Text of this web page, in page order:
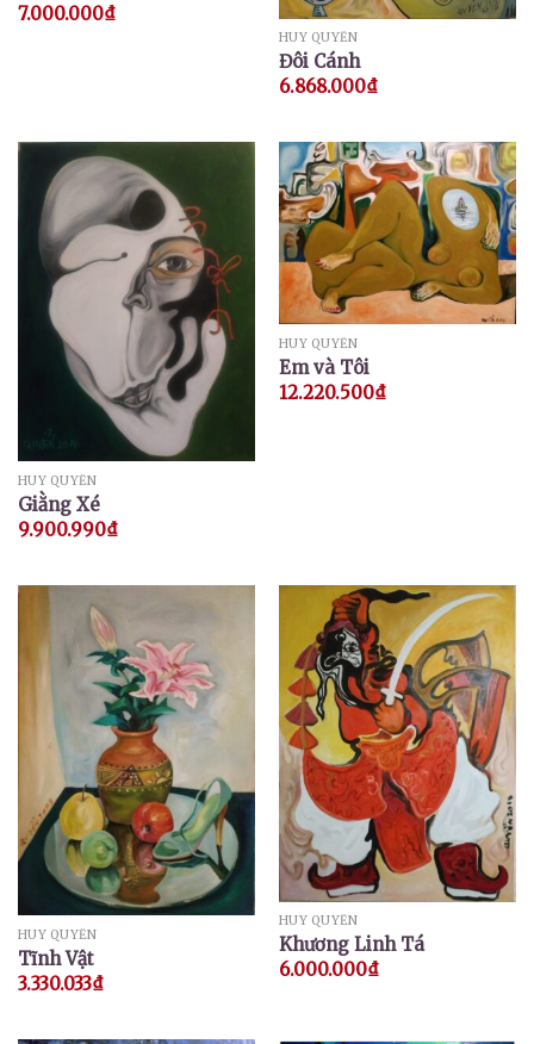
7.000.000₫
HUY QUYỂN
Đôi Cánh
6.868.000₫
HUY QUYỂN
Giằng Xé
9.900.990₫
HUY QUYỂN
Em và Tôi
12.220.500₫
HUY QUYỂN
Tĩnh Vật
3.330.033₫
HUY QUYỂN
Khương Linh Tá
6.000.000₫